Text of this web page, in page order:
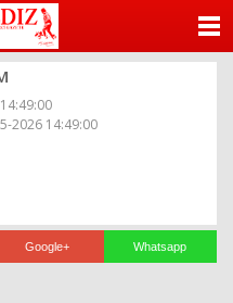
2026 14:49:00
Google+ Whatsapp
YAZARLAR